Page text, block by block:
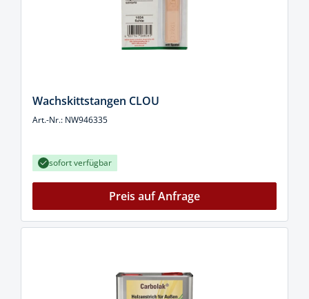
Wachskittstangen CLOU
Art.-Nr.: NW946335
sofort verfügbar
Preis auf Anfrage